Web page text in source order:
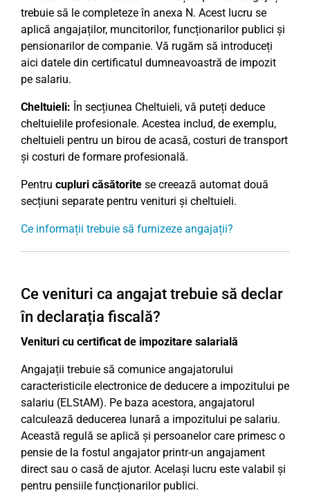
trebuie să le completeze în anexa N. Acest lucru se
aplică angajaților, muncitorilor, funcționarilor publici și
pensionarilor de companie. Vă rugăm să introduceți
aici datele din certificatul dumneavoastră de impozit
pe salariu.
Cheltuieli: În secțiunea Cheltuieli, vă puteți deduce
cheltuielile profesionale. Acestea includ, de exemplu,
cheltuieli pentru un birou de acasă, costuri de transport
și costuri de formare profesională.
Pentru cupluri căsătorite se creează automat două
secțiuni separate pentru venituri și cheltuieli.
Ce informații trebuie să furnizeze angajații?
Ce venituri ca angajat trebuie să declar
în declarația fiscală?
Venituri cu certificat de impozitare salarială
Angajații trebuie să comunice angajatorului
caracteristicile electronice de deducere a impozitului pe
salariu (ELStAM). Pe baza acestora, angajatorul
calculează deducerea lunară a impozitului pe salariu.
Această regulă se aplică și persoanelor care primesc o
pensie de la fostul angajator printr-un angajament
direct sau o casă de ajutor. Același lucru este valabil și
pentru pensiile funcționarilor publici.